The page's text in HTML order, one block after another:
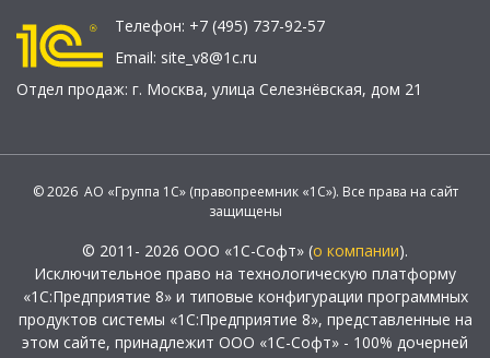
Телефон: +7 (495) 737-92-57
Email: site_v8@1c.ru
Отдел продаж: г. Москва, улица Селезнёвская, дом 21
© 2026 АО «Группа 1С» (правопреемник «1С»). Все права на сайт
защищены
© 2011- 2026 ООО «1С-Софт» (о компании).
Исключительное право на технологическую платформу
«1С:Предприятие 8» и типовые конфигурации программных
продуктов системы «1С:Предприятие 8», представленные на
этом сайте, принадлежит ООО «1С-Софт» - 100% дочерней